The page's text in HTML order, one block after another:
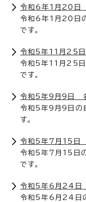
令和6年1月20日
令和6年1月20日
です。
令和5年11月25日
令和5年11月25日
です。
令和5年9月9日 名
令和5年9月9日の
す。
令和5年7月15日
令和5年7月15日
です。
令和5年6月24日
令和5年6月24日